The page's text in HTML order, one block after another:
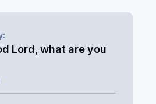
Lord, what are you